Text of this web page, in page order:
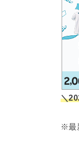
＼
※最